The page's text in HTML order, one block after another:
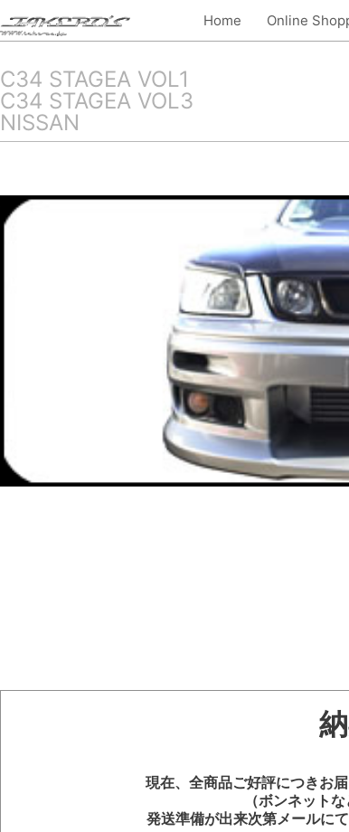
容
ス
キ
ッ
プ
Home Online
C34 STAGEA VOL1
C34 STAGEA VOL3
NISSAN
現在、全商品ご好評につきお
（ボンネット
発送準備が出来次第メールに